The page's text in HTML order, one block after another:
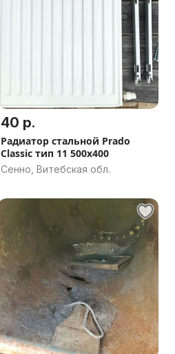
40 р.
Радиатор стальной Prado
Classic тип 11 500x400
Сенно, Витебская обл.